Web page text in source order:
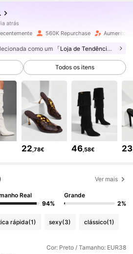
atrás
horas atrás
560K Repurchase Aumento
como um 「Loja de Tendências」
Todos os itens
22 ,78€ 46 ,58€ 23
Ver mais
Real
94%
Grande
2%
rápida(1) sexy(3) clássico(1)
Cor: Preto / Tamanho: EUR38